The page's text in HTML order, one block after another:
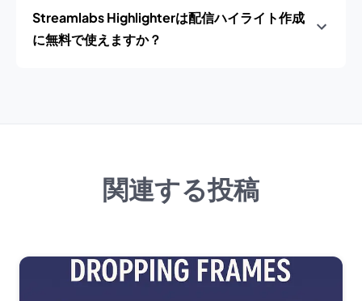
Streamlabs Highlighterは配信ハイライト作成
に無料で使えますか？
関連する投稿